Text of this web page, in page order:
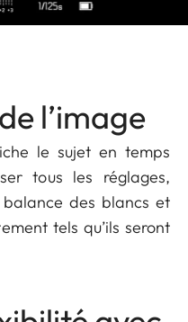
l’image
le sujet en temps
tous les réglages,
balance des blancs et
tels qu’ils seront